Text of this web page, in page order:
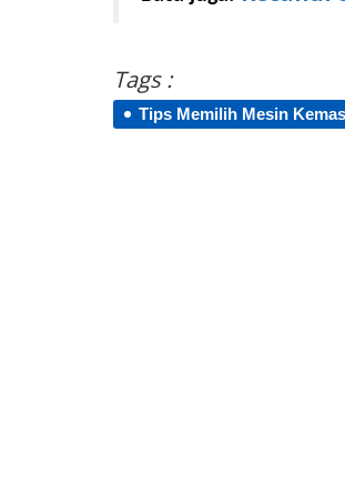
Tags :
Tips Memilih Mesin Kemas